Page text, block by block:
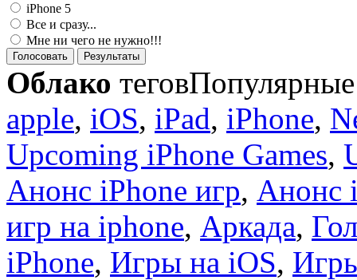
iPhone 5
Все и сразу...
Мне ни чего не нужно!!!
Голосовать Результаты
Облако теговПопулярные
apple, iOS, iPad, iPhone,
Upcoming iPhone Games,
Анонс iPhone игр, Анонс
игр на iphone, Аркада,
iPhone, Игры на iOS,